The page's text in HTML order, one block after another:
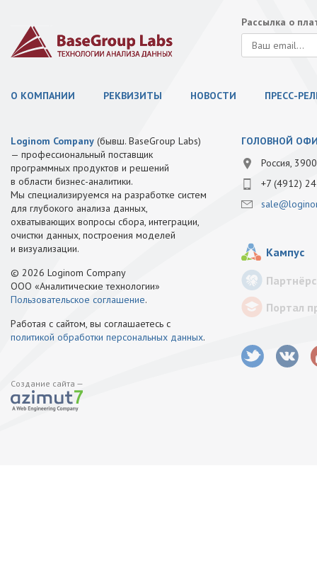
Рассылка о
О КОМПАНИИ РЕКВИЗИТЫ НОВОСТИ ПРЕСС-
Loginom Company (бывш. BaseGroup Labs)
— профессиональный поставщик
программных продуктов и решений
в области бизнес-аналитики.
Мы специализируемся на разработке систем
для глубокого анализа данных,
охватывающих вопросы сбора, интеграции,
очистки данных, построения моделей
и визуализации.
© 2026 Loginom Company
ООО «Аналитические технологии»
Пользовательское соглашение.
Работая с сайтом, вы соглашаетесь с
политикой обработки персональных данных.
Создание сайта —
ГОЛОВНОЙ
Россия,
+7 (4912)
Кампус
Портал